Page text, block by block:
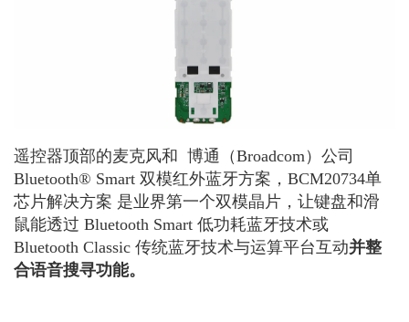
遥控器顶部的麦克风和 博通（Broadcom）公司
Bluetooth® Smart 双模红外蓝牙方案，BCM20734单
芯片解决方案 是业界第一个双模晶片，让键盘和滑
鼠能透过 Bluetooth Smart 低功耗蓝牙技术或
Bluetooth Classic 传统蓝牙技术与运算平台互动并整
合语音搜寻功能。